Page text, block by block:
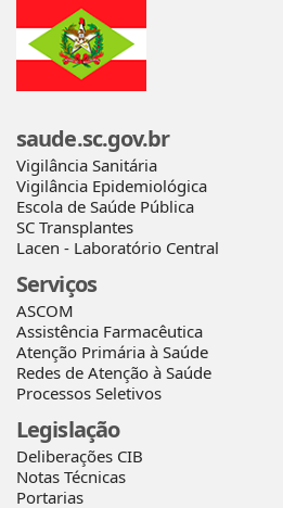
saude.sc.gov.br
Vigilância Sanitária
Vigilância Epidemiológica
Escola de Saúde Pública
SC Transplantes
Lacen - Laboratório Central
Serviços
ASCOM
Assistência Farmacêutica
Atenção Primária à Saúde
Redes de Atenção à Saúde
Processos Seletivos
Legislação
Deliberações CIB
Notas Técnicas
Portarias